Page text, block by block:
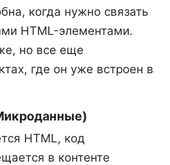
когда нужно связать
HTML-элементами.
но все еще
где он уже встроен в
HTML, код
в контенте